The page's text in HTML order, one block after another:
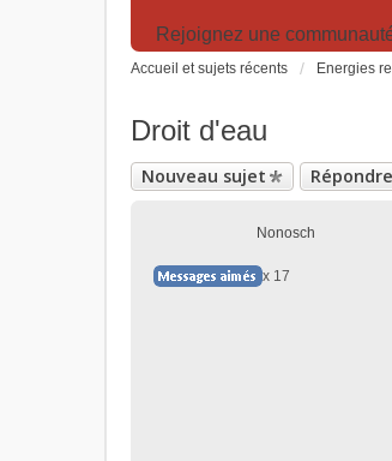
Rejoignez une
Accueil et sujets récents Energies
Droit d'eau
Nouveau sujet Répondre
Nonosch
x 17